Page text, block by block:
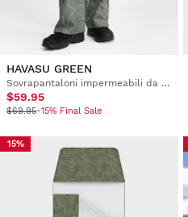
HAVASU GREEN
Sovrapantaloni impermeabili da escursionismo
$59.95
$69.95-15% Final Sale
15%